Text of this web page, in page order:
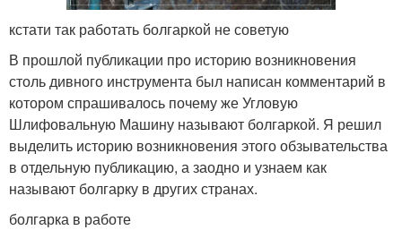
кстати так работать болгаркой не советую
В прошлой публикации про историю возникновения
столь дивного инструмента был написан комментарий в
котором спрашивалось почему же Угловую
Шлифовальную Машину называют болгаркой. Я решил
выделить историю возникновения этого обзывательства
в отдельную публикацию, а заодно и узнаем как
называют болгарку в других странах.
болгарка в работе